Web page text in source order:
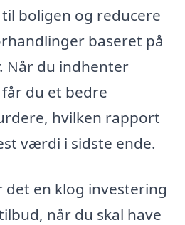
boligen og reducere
baseret på
Når du indhenter
du et bedre
hvilken rapport
værdi i sidste ende.
en klog investering
når du skal have